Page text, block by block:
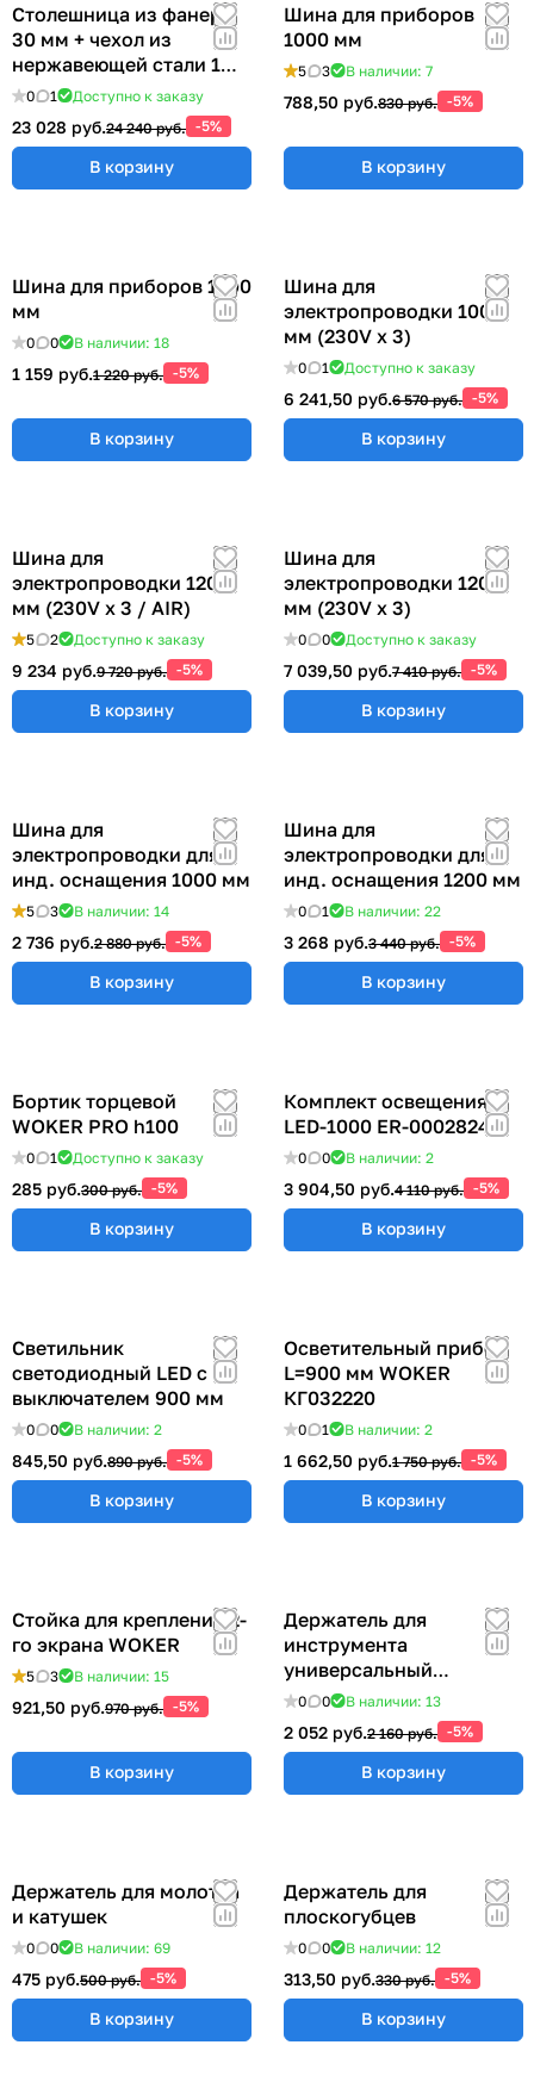
Столешница из фанеры
30 мм + чехол из
нержавеющей стали 1
мм (ширина 1200 мм)
0 1 Доступно к заказу
23 028 руб.24 240 руб. -5%
В корзину
Шина для приборов
1000 мм
5 3 В наличии: 7
788,50 руб.830 руб. -5%
В корзину
Шина для приборов 1200
мм
0 0 В наличии: 18
1 159 руб.1 220 руб. -5%
В корзину
Шина для
электропроводки 1000
мм (230V x 3)
0 1 Доступно к заказу
6 241,50 руб.6 570 руб. -5%
В корзину
Шина для
электропроводки 1200
мм (230V x 3 / AIR)
5 2 Доступно к заказу
9 234 руб.9 720 руб. -5%
В корзину
Шина для
электропроводки 1200
мм (230V x 3)
0 0 Доступно к заказу
7 039,50 руб.7 410 руб. -5%
В корзину
Шина для
электропроводки для
инд. оснащения 1000 мм
5 3 В наличии: 14
2 736 руб.2 880 руб. -5%
В корзину
Шина для
электропроводки для
инд. оснащения 1200 мм
0 1 В наличии: 22
3 268 руб.3 440 руб. -5%
В корзину
Бортик торцевой
WOKER PRO h100
0 1 Доступно к заказу
285 руб.300 руб. -5%
В корзину
Комплект освещения
LED-1000 ER-00028248
0 0 В наличии: 2
3 904,50 руб.4 110 руб. -5%
В корзину
Светильник
светодиодный LED с
выключателем 900 мм
0 0 В наличии: 2
845,50 руб.890 руб. -5%
В корзину
Осветительный прибор
L=900 мм WOKER
КГ032220
0 1 В наличии: 2
1 662,50 руб.1 750 руб. -5%
В корзину
Стойка для крепления 2-
го экрана WOKER
5 3 В наличии: 15
921,50 руб.970 руб. -5%
В корзину
Держатель для
инструмента
универсальный
57x383x185 мм ER-
0 0 В наличии: 13
2 052 руб.2 160 руб. -5%
В корзину
Держатель для молотка
и катушек
0 0 В наличии: 69
475 руб.500 руб. -5%
В корзину
Держатель для
плоскогубцев
0 0 В наличии: 12
313,50 руб.330 руб. -5%
В корзину